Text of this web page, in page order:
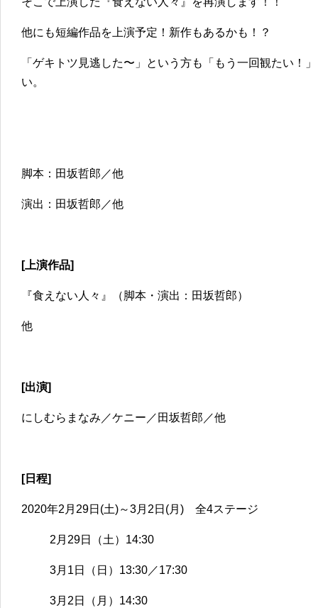
他にも短編作品を上演予定！新作もあるかも！？
「ゲキトツ見逃した〜」という方も「もう一回観たい！
い。
脚本：田坂哲郎／他
演出：田坂哲郎／他
[上演作品]
『食えない人々』（脚本・演出：田坂哲郎）
他
[出演]
にしむらまなみ／ケニー／田坂哲郎／他
[日程]
2020年2月29日(土)～3月2日(月) 全4ステージ
2月29日（土）14:30
3月1日（日）13:30／17:30
3月2日（月）14:30